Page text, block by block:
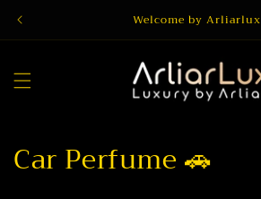
Welcome by Arliarlux
K
Car Perfume 🚗